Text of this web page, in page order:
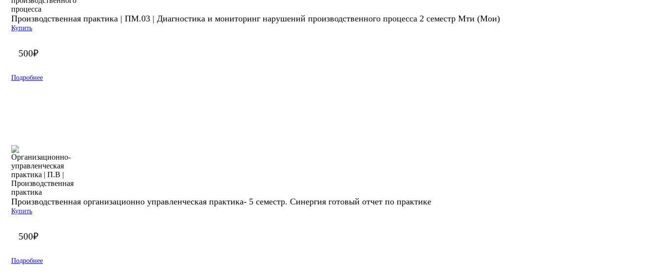
Производственная практика | ПМ.03 | Диагностика и мониторинг нарушений производственного процесса 2 семестр Мти (Мои)
Купить
500₽
Подробнее
Производственная организационно управленческая практика- 5 семестр. Синергия готовый отчет по практике
Купить
500₽
Подробнее